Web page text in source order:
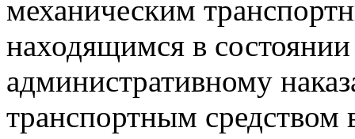
механическим
находящимся в
административному
транспортным средством